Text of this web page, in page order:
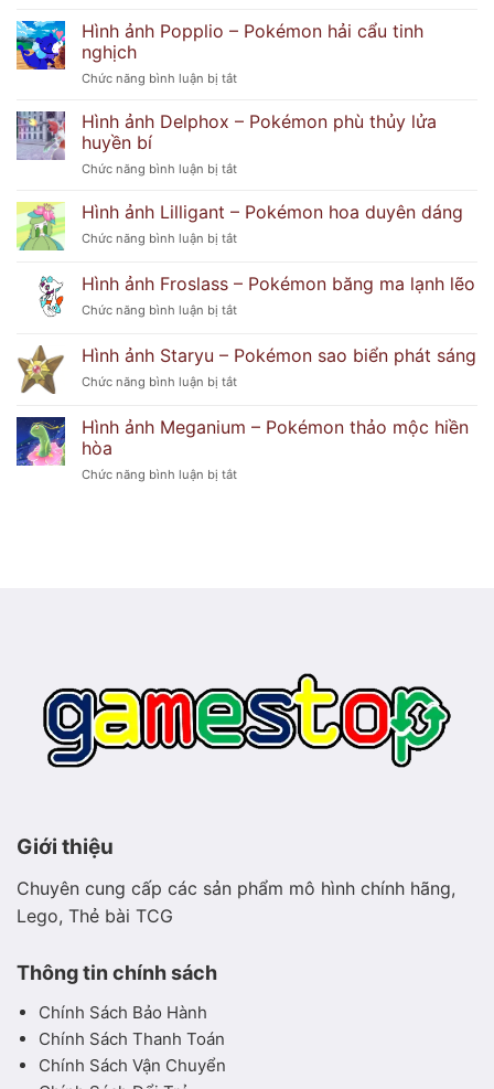
Dễ
Bí
ảnh
Lusamine
thần
đoán
Hình ảnh Popplio – Pokémon hải cẩu tinh
nghịch
Chức năng bình luận bị tắtở
ảnh
Popplio
Pokémon
cẩu
nghịch
Hình ảnh Delphox – Pokémon phù thủy lửa
huyền bí
Chức năng bình luận bị tắtở
ảnh
Delphox
–
phù
lửa
bí
Hình ảnh Lilligant – Pokémon hoa duyên dáng
Chức năng bình luận bị tắtở
ảnh
Lilligant
–
hoa
duyên
dáng
Hình ảnh Froslass – Pokémon băng ma lạnh lẽo
Chức năng bình luận bị tắtở
ảnh
Froslass
–
băng
lẽo
Hình ảnh Staryu – Pokémon sao biển phát sáng
Chức năng bình luận bị tắtở
Staryu
Pokémon
Hình ảnh Meganium – Pokémon thảo mộc hiền
hòa
Chức năng bình luận bị tắtở
Giới thiệu
Chuyên cung cấp các sản phẩm mô hình chính hãng,
Lego, Thẻ bài TCG
Thông tin chính sách
Chính Sách Bảo Hành
Chính Sách Thanh Toán
Chính Sách Vận Chuyển